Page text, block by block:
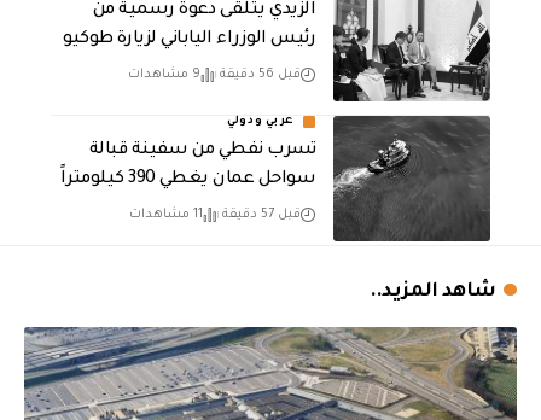
الزيدي يتلقى دعوة رسمية من
رئيس الوزراء الياباني لزيارة طوكيو
قبل 56 دقيقة 9 مشاهدات
عربي ودولي
تسرب نفطي من سفينة قبالة
سواحل عمان يغطي 390 كيلومتراً
قبل 57 دقيقة 11 مشاهدات
شاهد المزيد..